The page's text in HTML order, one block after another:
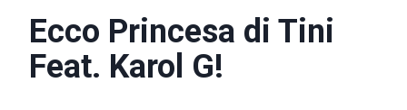
Ecco Princesa di Tini
Feat. Karol G!